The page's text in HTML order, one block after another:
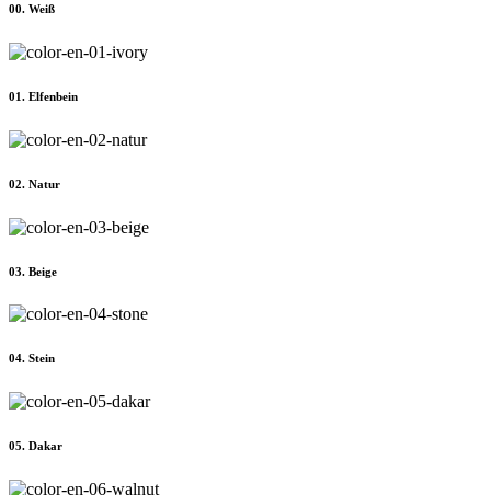
00. Weiß
01. Elfenbein
02. Natur
03. Beige
04. Stein
05. Dakar